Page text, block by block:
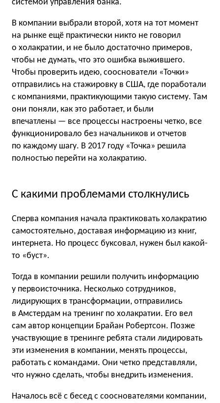
системой управления банка.
В компании выбрали второй, хотя на тот момент
на рынке ещё практически никто не говорил
о холакратии, и не было достаточно примеров,
чтобы не думать, что это ошибка выжившего.
Чтобы проверить идею, сооснователи «Точки»
отправились на стажировку в США, где поработали
с компаниями, практикующими такую систему. Там
они поняли, как это работает, и были
впечатлены — все процессы настроены четко, все
функционировало без начальников и отчетов
по каждому шагу. В 2017 году «Точка» решила
полностью перейти на холакратию.
С какими проблемами столкнулись
Сперва компания начала практиковать холакратию
самостоятельно, доставая информацию из книг,
интернета. Но процесс буксовал, нужен был какой-
то «буст».
Тогда в компании решили получить информацию
у первоисточника. Несколько сотрудников,
лидирующих в трансформации, отправились
в Амстердам на тренинг по холакратии. Его вел
сам автор концепции Брайан Робертсон. Позже
участвующие в тренинге ребята стали лидировать
эти изменения в компании, менять процессы,
работать с командами. Они четко представляли,
что нужно сделать, чтобы внедрить изменения.
Началось всё с бесед с сооснователями компании,